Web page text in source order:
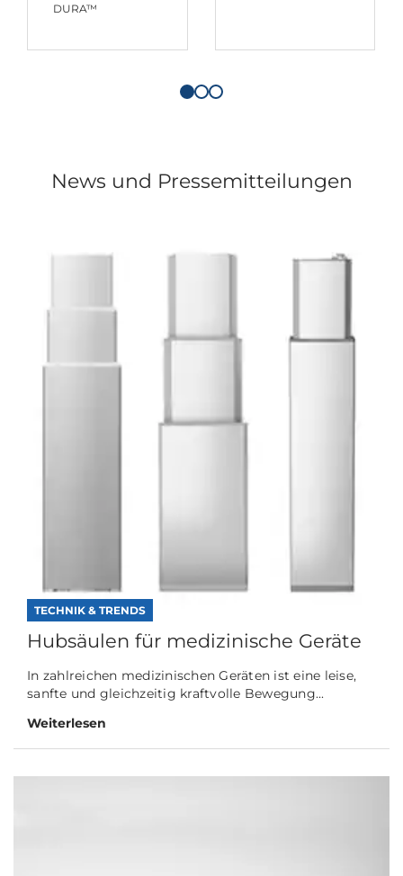
DURA™
News und Pressemitteilungen
TECHNIK & TRENDS
Hubsäulen für medizinische Geräte
In zahlreichen medizinischen Geräten ist eine leise,
sanfte und gleichzeitig kraftvolle Bewegung...
Weiterlesen